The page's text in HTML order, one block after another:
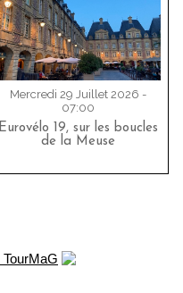
Mercredi 29 Juillet 2026 -
07:00
Eurovélo 19, sur les boucles
de la Meuse